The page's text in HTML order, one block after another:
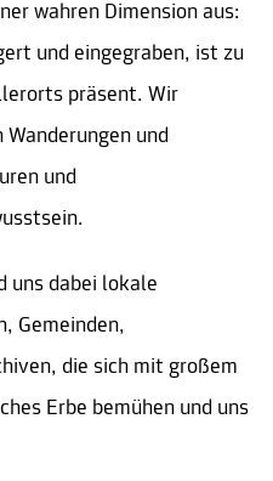
wahren Dimension aus:
und eingegraben, ist zu
präsent. Wir
Wanderungen und
und
uns dabei lokale
Gemeinden,
die sich mit großem
Erbe bemühen und uns